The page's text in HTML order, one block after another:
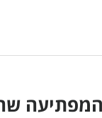
המפתיעה